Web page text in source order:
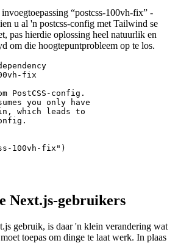
'n PostCSS-inprop
“postcss-100vh-fix” -
u al 'n postcss-config met Tailwind se
pas hierdie oplossing heel natuurlik en
om die hoogtepuntprobleem op te los.
fix
PostCSS-config.
you only have
which leads to
Next.js-gebruikers